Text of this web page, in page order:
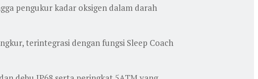
pengukur kadar oksigen dalam darah
terintegrasi dengan fungsi Sleep Coach